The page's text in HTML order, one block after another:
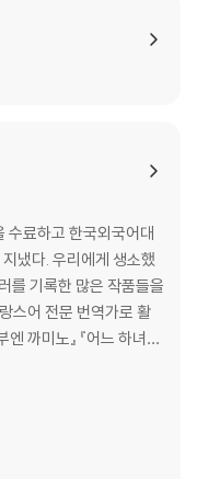
d’amours impossible
238
수료하고 한국외국어대
냈다. 우리에게 생소했
를 기록한 많은 작품들을
스어 전문 번역가로 활
엔 까미노』 『어느 하녀의
의 시간 여행』 『꾸뻬 씨
원사 무싸』 『카트린 드